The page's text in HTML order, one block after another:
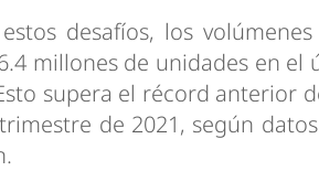
desafíos, los
millones de unidades en
supera el récord anterior
de 2021, según